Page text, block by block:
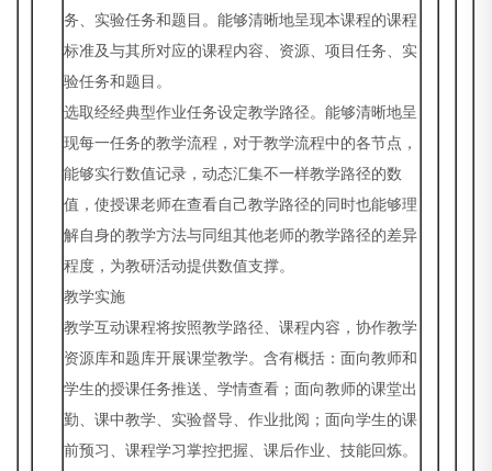
务、实验任务和题目。能够清晰地呈现本课程的课程
标准及与其所对应的课程内容、资源、项目任务、实
验任务和题目。
选取经经典型作业任务设定教学路径。能够清晰地呈
现每一任务的教学流程，对于教学流程中的各节点，
能够实行数值记录，动态汇集不一样教学路径的数
值，使授课老师在查看自己教学路径的同时也能够理
解自身的教学方法与同组其他老师的教学路径的差异
程度，为教研活动提供数值支撑。
教学实施
教学互动课程将按照教学路径、课程内容，协作教学
资源库和题库开展课堂教学。含有概括：面向教师和
学生的授课任务推送、学情查看；面向教师的课堂出
勤、课中教学、实验督导、作业批阅；面向学生的课
前预习、课程学习掌控把握、课后作业、技能回炼。